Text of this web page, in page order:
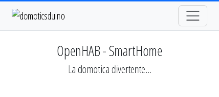
OpenHAB - SmartHome
La domotica divertente...